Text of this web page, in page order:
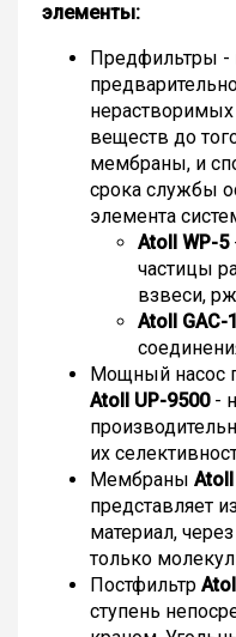
элементы:
Предфильтры -
нерастворимых
веществ до
мембраны, и
срока службы
элемента
Atoll WP-5
частицы
взвеси,
Atoll GAC-
Мощный насос
Atoll UP-9500-
их
Мембраны
представляет
материал,
только
Постфильтр
ступень